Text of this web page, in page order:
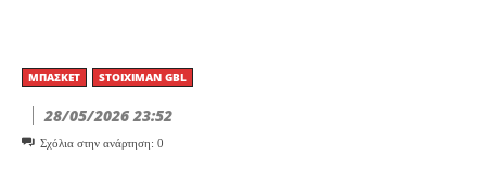
ΜΠΆΣΚΕΤ STOIXIMAN GBL
28/05/2026 23:52
Σχόλια στην ανάρτηση: 0